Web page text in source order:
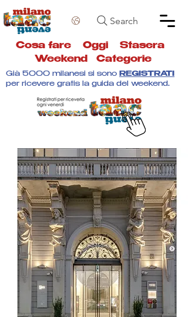
Search
Cosa fare Oggi Stasera
Weekend
Categorie
Già 5000 milanesi si sono REGISTRATI
per ricevere gratis la guida del weekend.